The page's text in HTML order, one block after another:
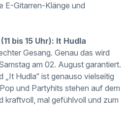
E-Gitarren-Klänge und
bis 15 Uhr): It Hudla
Gesang. Genau das wird
am 02. August garantiert.
„It Hudla“ ist genauso vielseitig
und Partyhits stehen auf dem
kraftvoll, mal gefühlvoll und zum